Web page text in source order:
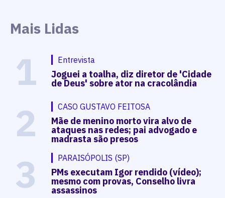
Mais Lidas
1 Entrevista
Joguei a toalha, diz diretor de 'Cidade
de Deus' sobre ator na cracolândia
2 CASO GUSTAVO FEITOSA
Mãe de menino morto vira alvo de
ataques nas redes; pai advogado e
madrasta são presos
3 PARAISÓPOLIS (SP)
PMs executam Igor rendido (vídeo);
mesmo com provas, Conselho livra
assassinos